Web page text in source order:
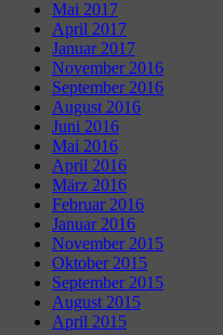
Mai 2017
April 2017
Januar 2017
November 2016
September 2016
August 2016
Juni 2016
Mai 2016
April 2016
März 2016
Februar 2016
Januar 2016
November 2015
Oktober 2015
September 2015
August 2015
April 2015